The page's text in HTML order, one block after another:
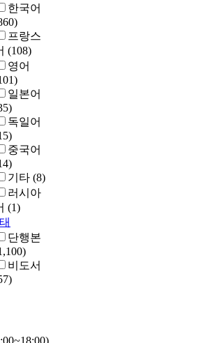
한국어
프랑스
(108)
영어
일본어
독일어
중국어
기타 (8)
러시아
(1)
단행본
비도서